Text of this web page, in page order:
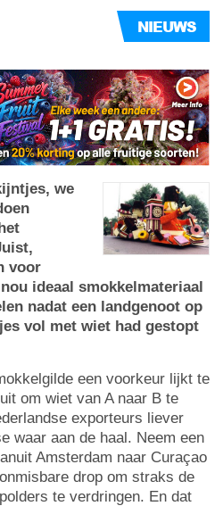
NIEUWS
we
voor
ideaal smokkelmateriaal
nadat een landgenoot op
vol met wiet had gestopt
een voorkeur lijkt te
om wiet van A naar B te
exporteurs liever
waar aan de haal. Neem een
Amsterdam naar Curaçao
drop om straks de
te verdringen. En dat